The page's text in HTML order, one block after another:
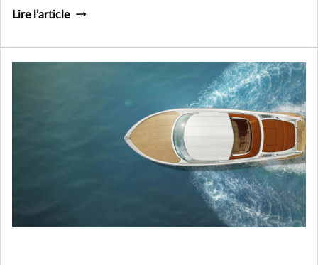
Lire l’article